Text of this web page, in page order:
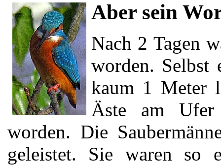
Aber sein
Nach 2 Tagen
worden. Selbst
kaum 1 Meter
Äste am Ufer
worden. Die
geleistet. Sie waren so